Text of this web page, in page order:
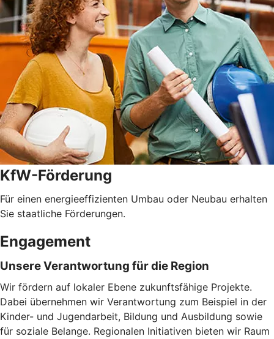
KfW-Förderung
Für einen energieeffizienten Umbau oder Neubau erhalten
Sie staatliche Förderungen.
Engagement
Unsere Verantwortung für die Region
Wir fördern auf lokaler Ebene zukunftsfähige Projekte.
Dabei übernehmen wir Verantwortung zum Beispiel in der
Kinder- und Jugendarbeit, Bildung und Ausbildung sowie
für soziale Belange. Regionalen Initiativen bieten wir Raum